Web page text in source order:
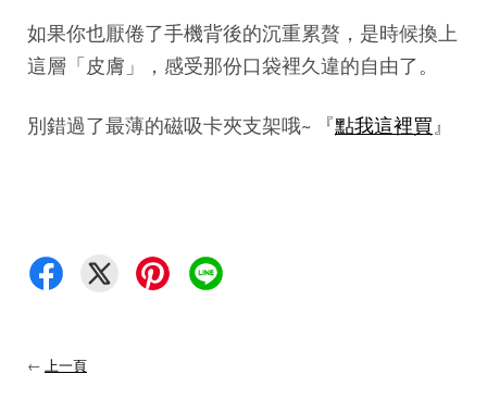
如果你也厭倦了手機背後的沉重累贅，是時候換上
這層「皮膚」，感受那份口袋裡久違的自由了。
別錯過了最薄的磁吸卡夾支架哦~ 『點我這裡買』
← 上一頁